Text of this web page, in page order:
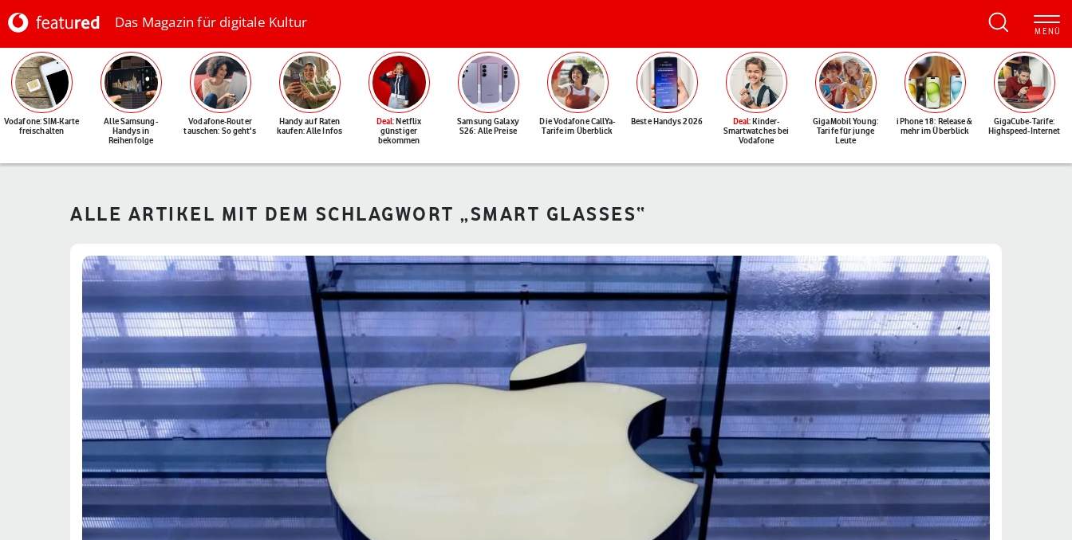
Das Magazin für digitale Kultur
Vodafone: SIM-Karte
freischalten
Alle Samsung-
Handys in
Reihenfolge
Vodafone-Router
tauschen: So geht's
Handy auf Raten
kaufen: Alle Infos
Deal: Netflix
günstiger
bekommen
Samsung Galaxy
S26: Alle Preise
Die Vodafone CallYa-
Tarife im Überblick
Beste Handys 2026 Deal: Kinder-
Smartwatches bei
Vodafone
GigaMobil Young:
Tarife für junge
Leute
iPhone 18: Release &
mehr im Überblick
GigaCube-Tarife:
Highspeed-Internet
ALLE ARTIKEL MIT DEM SCHLAGWORT „SMART GLASSES“